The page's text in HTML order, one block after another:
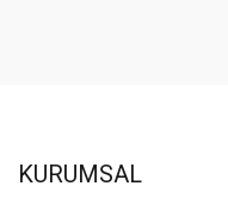
KURUMSAL